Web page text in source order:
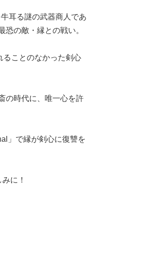
耳る謎の武器商人であ
恐の敵・縁との戦い。
ることのなかった剣心
の時代に、唯一心を許
」で縁が剣心に復讐を
に！